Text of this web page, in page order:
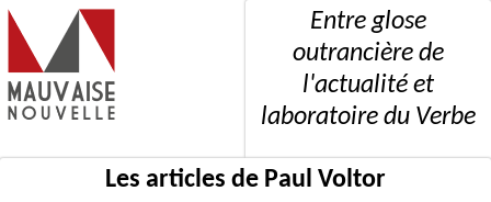
Entre glose
outrancière de
l'actualité et
laboratoire du Verbe
Les articles de Paul Voltor